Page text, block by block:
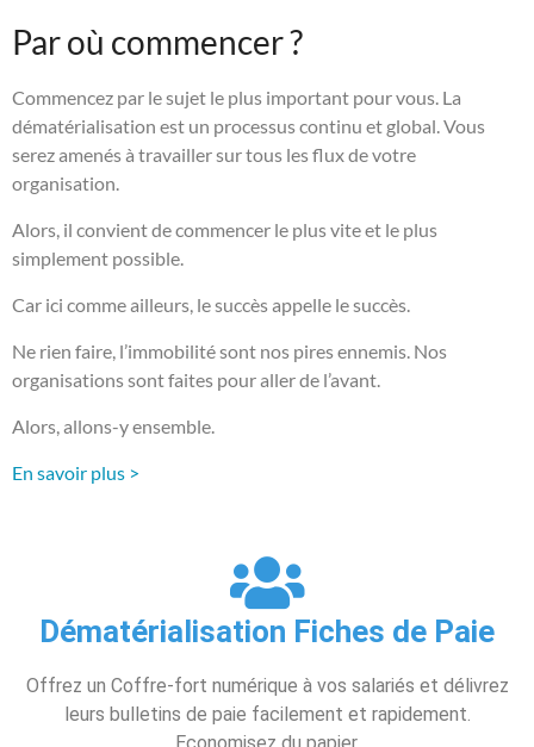
Par où commencer ?
Commencez par le sujet le plus important pour vous. La
dématérialisation est un processus continu et global. Vous
serez amenés à travailler sur tous les flux de votre
organisation.
Alors, il convient de commencer le plus vite et le plus
simplement possible.
Car ici comme ailleurs, le succès appelle le succès.
Ne rien faire, l’immobilité sont nos pires ennemis. Nos
organisations sont faites pour aller de l’avant.
Alors, allons-y ensemble.
En savoir plus >
Dématérialisation Fiches de Paie
Offrez un Coffre-fort numérique à vos salariés et délivrez
leurs bulletins de paie facilement et rapidement.